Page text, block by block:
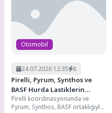
Otomobil
24.07.2026 12:35 8
Pirelli, Pyrum, Synthos ve
BASF Hurda Lastiklerin
Döngüsel Dönüşümü İçin İş
Birliği Yaptı
Pirelli koordinasyonunda ve
Pyrum, Synthos, BASF ortaklığıyla